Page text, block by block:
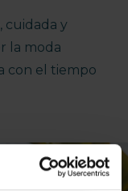
cuidada y
la moda
con el tiempo